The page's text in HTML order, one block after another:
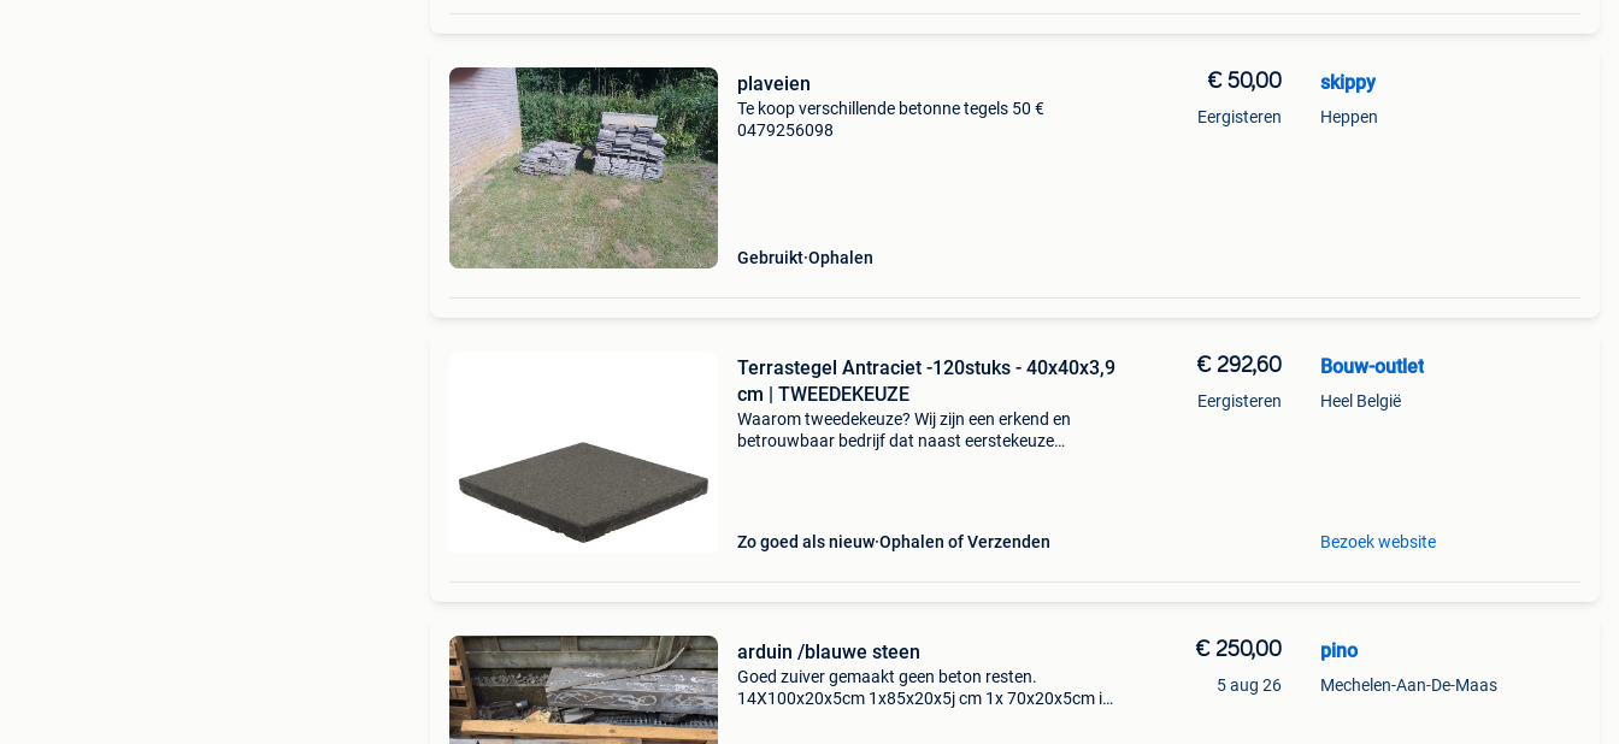
plaveien
Te koop verschillende betonne tegels 50 €
0479256098
Gebruikt Ophalen
€ 50,00
Eergisteren
skippy
Heppen
Terrastegel Antraciet -120stuks - 40x40x3,9
cm | TWEEDEKEUZE
Waarom tweedekeuze? Wij zijn een erkend en
betrouwbaar bedrijf dat naast eerstekeuze
Zo goed als nieuw Ophalen of Verzenden
€ 292,60
Eergisteren
Bouw-outlet
Heel België
Bezoek website
arduin /blauwe steen
Goed zuiver gemaakt geen beton resten.
14X100x20x5cm 1x85x20x5j cm 1x 70x20x5cm in
€ 250,00
5 aug 26
pino
Mechelen-Aan-De-Maas